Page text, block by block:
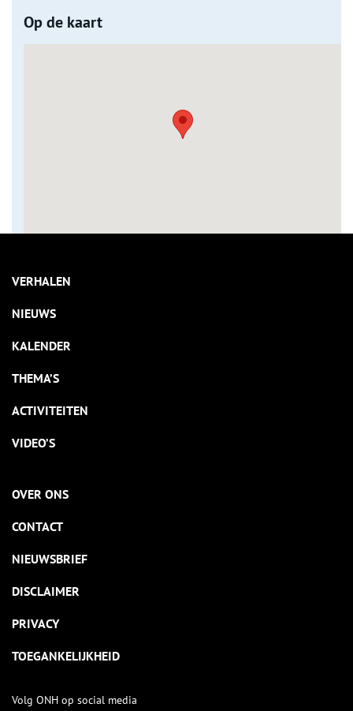
Op de kaart
VERHALEN
NIEUWS
KALENDER
THEMA’S
ACTIVITEITEN
VIDEO’S
OVER ONS
CONTACT
NIEUWSBRIEF
DISCLAIMER
PRIVACY
TOEGANKELIJKHEID
Volg ONH op social media